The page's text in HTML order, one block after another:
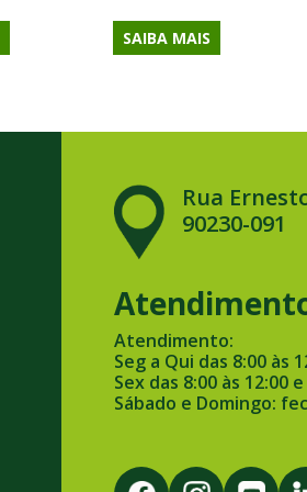
SAIBA MAIS
Rua
90230-091
Atendimento:
Seg a Qui das 8:00 às
Sex das 8:00 às 12:00
Sábado e Domingo: